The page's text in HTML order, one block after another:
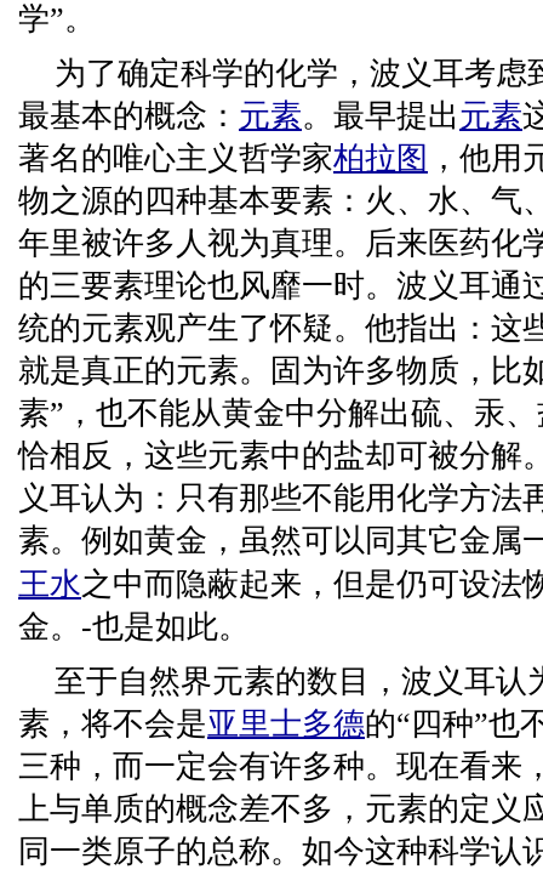
学”。
为了确定科学的化学，波义耳考虑
最基本的概念： 元素。最早提出元素
著名的唯心主义哲学家柏拉图 ，他用
物之源的四种基本要素：火、水、气
年里被许多人视为真理。后来医药化
的三要素理论也风靡一时。波义耳通
统的元素观产生了怀疑。他指出：这
就是真正的元素。固为许多物质，比
素”，也不能从黄金中分解出硫、汞
恰相反，这些元素中的盐却可被分解
义耳认为：只有那些不能用化学方法
素。例如黄金，虽然可以同其它金属
王水之中而隐蔽起来，但是仍可设法
金。-也是如此。
至于自然界元素的数目，波义耳认
素，将不会是亚里士多德的“四种”也
三种，而一定会有许多种。现在看来
上与单质的概念差不多，元素的定义
同一类原子的总称。如今这种科学认